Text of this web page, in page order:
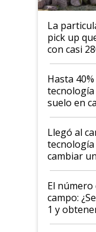
La
pick up
con casi
cuánto se
Hasta
tecnología
suelo en
llevó
Aapresid
Llegó al
cambiar
clave: ¿Y
fuera tan
un botón?
El
campo:
1 y
hasta